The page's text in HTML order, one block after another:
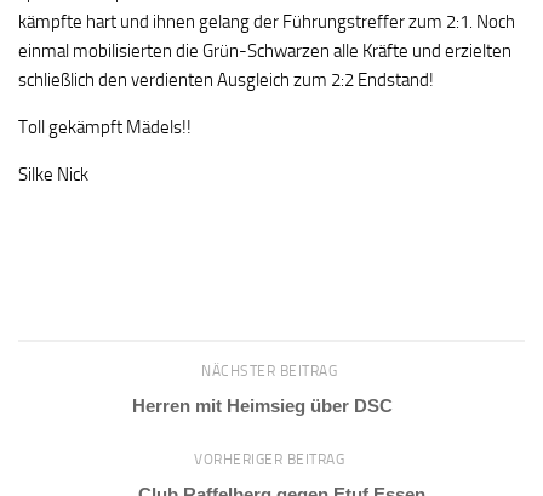
kämpfte hart und ihnen gelang der Führungstreffer zum 2:1. Noch
einmal mobilisierten die Grün-Schwarzen alle Kräfte und erzielten
schließlich den verdienten Ausgleich zum 2:2 Endstand!
Toll gekämpft Mädels!!
Silke Nick
NÄCHSTER BEITRAG
Herren mit Heimsieg über DSC
VORHERIGER BEITRAG